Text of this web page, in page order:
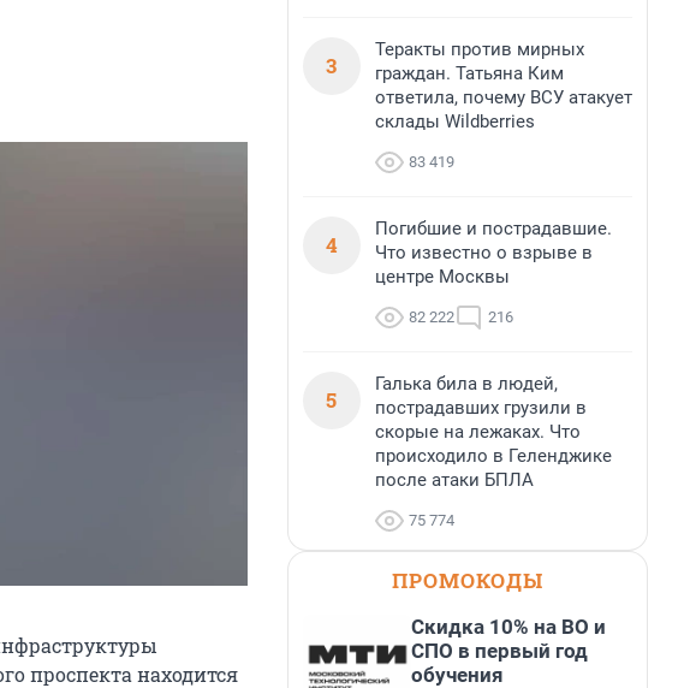
проспекта находится
3
Теракты против мирных
граждан. Татьяна Ким
ответила, почему ВСУ атакует
склады Wildberries
83 419
4
Погибшие и пострадавшие.
Что известно о взрыве в
центре Москвы
82 222 216
5
Галька била в людей,
пострадавших грузили в
скорые на лежаках. Что
происходило в Геленджике
после атаки БПЛА
75 774
ПРОМОКОДЫ
Скидка 10% на ВО и
СПО в первый год
обучения